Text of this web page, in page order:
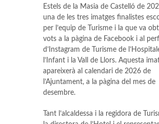
Estels de la Masia de Castelló de
una de les tres imatges finalistes
per l’equip de Turisme i la que va
vots a la pàgina de Facebook i al
d’Instagram de Turisme de
l’Infant i la Vall de Llors. Aquesta
apareixerà al calendari de 2026 de
l’Ajuntament, a la pàgina del mes de
desembre.
Tant l’alcaldessa i la regidora de